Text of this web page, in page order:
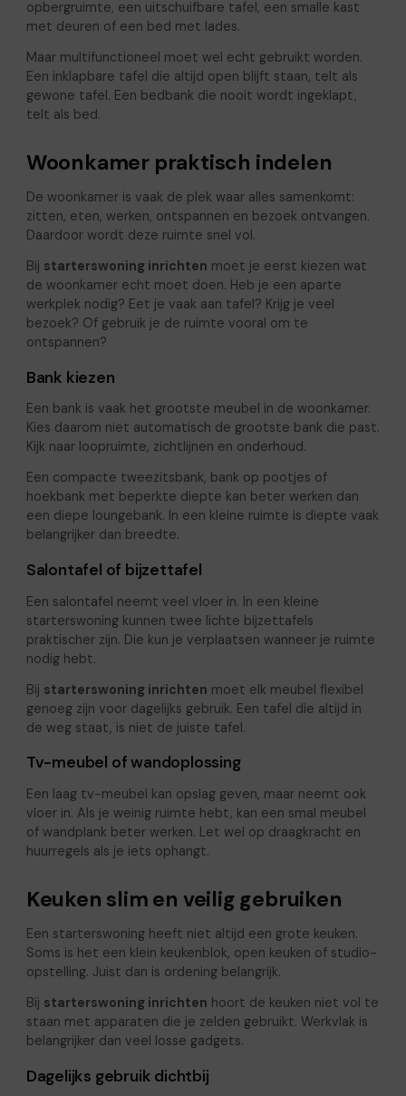
opbergruimte, een uitschuifbare tafel, een smalle kast
met deuren of een bed met lades.
Maar multifunctioneel moet wel echt gebruikt worden.
Een inklapbare tafel die altijd open blijft staan, telt als
gewone tafel. Een bedbank die nooit wordt ingeklapt,
telt als bed.
Woonkamer praktisch indelen
De woonkamer is vaak de plek waar alles samenkomt:
zitten, eten, werken, ontspannen en bezoek ontvangen.
Daardoor wordt deze ruimte snel vol.
Bij starterswoning inrichten moet je eerst kiezen wat
de woonkamer echt moet doen. Heb je een aparte
werkplek nodig? Eet je vaak aan tafel? Krijg je veel
bezoek? Of gebruik je de ruimte vooral om te
ontspannen?
Bank kiezen
Een bank is vaak het grootste meubel in de woonkamer.
Kies daarom niet automatisch de grootste bank die past.
Kijk naar loopruimte, zichtlijnen en onderhoud.
Een compacte tweezitsbank, bank op pootjes of
hoekbank met beperkte diepte kan beter werken dan
een diepe loungebank. In een kleine ruimte is diepte vaak
belangrijker dan breedte.
Salontafel of bijzettafel
Een salontafel neemt veel vloer in. In een kleine
starterswoning kunnen twee lichte bijzettafels
praktischer zijn. Die kun je verplaatsen wanneer je ruimte
nodig hebt.
Bij starterswoning inrichten moet elk meubel flexibel
genoeg zijn voor dagelijks gebruik. Een tafel die altijd in
de weg staat, is niet de juiste tafel.
Tv-meubel of wandoplossing
Een laag tv-meubel kan opslag geven, maar neemt ook
vloer in. Als je weinig ruimte hebt, kan een smal meubel
of wandplank beter werken. Let wel op draagkracht en
huurregels als je iets ophangt.
Keuken slim en veilig gebruiken
Een starterswoning heeft niet altijd een grote keuken.
Soms is het een klein keukenblok, open keuken of studio-
opstelling. Juist dan is ordening belangrijk.
Bij starterswoning inrichten hoort de keuken niet vol te
staan met apparaten die je zelden gebruikt. Werkvlak is
belangrijker dan veel losse gadgets.
Dagelijks gebruik dichtbij